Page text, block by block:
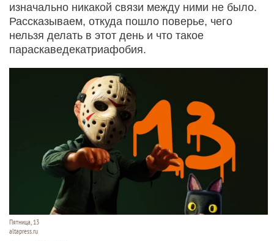
изначально никакой связи между ними не было.
Рассказываем, откуда пошло поверье, чего
нельзя делать в этот день и что такое
параскаведекатриафобия.
Пятница, 13
altapress.ru